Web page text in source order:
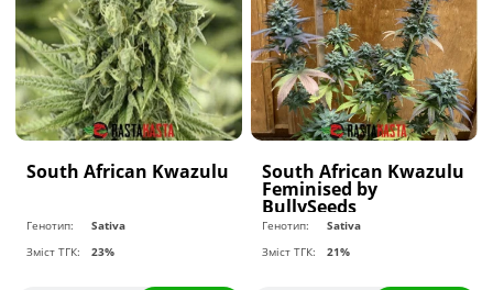
South African Kwazulu
Генотип:
Sativa
Зміст ТГК:
23%
South African Kwazulu
Feminised by
BullySeeds
Генотип:
Sativa
Зміст ТГК:
21%